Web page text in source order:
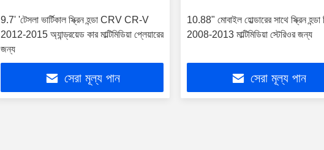
9.7' 'টেসলা ভার্টিকাল স্ক্রিন হন্ডা CRV CR-V
2012-2015 অ্যান্ড্রয়েড কার মাল্টিমিডিয়া প্লেয়ারের
জন্য
সেরা মূল্য পান
10.88" মোবাইল হোল্ডারের সাথে স্ক্রিন হন্ডা
2008-2013 মাল্টিমিডিয়া স্টেরিওর জন্য
সেরা মূল্য পান